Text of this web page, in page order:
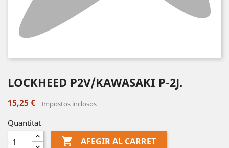
LOCKHEED P2V/KAWASAKI P-2J.
15,25 € Impostos inclosos
Quantitat
 AFEGIR AL CARRET